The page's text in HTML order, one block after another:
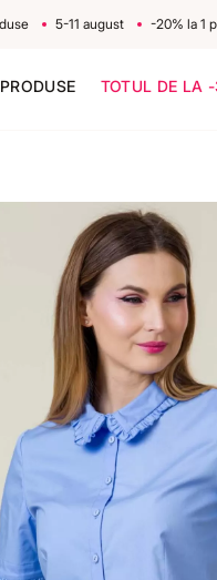
5-11 august -20% la 1
PRODUSE TOTUL DE LA